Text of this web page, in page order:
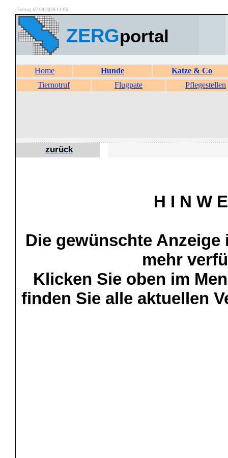
Freitag, 07.08.2026 14:06
ZERGportal
Home Hunde
Katze & Co
Tiernotruf
Flugpate Pflegestellen
zurück
H I N W
Die gewünschte
mehr
Klicken Sie oben im
finden Sie alle aktuellen